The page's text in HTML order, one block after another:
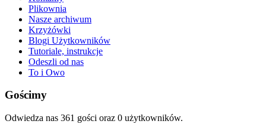
Plikownia
Nasze archiwum
Krzyżówki
Blogi Użytkowników
Tutoriale, instrukcje
Odeszli od nas
To i Owo
Gościmy
Odwiedza nas 361 gości oraz 0 użytkowników.